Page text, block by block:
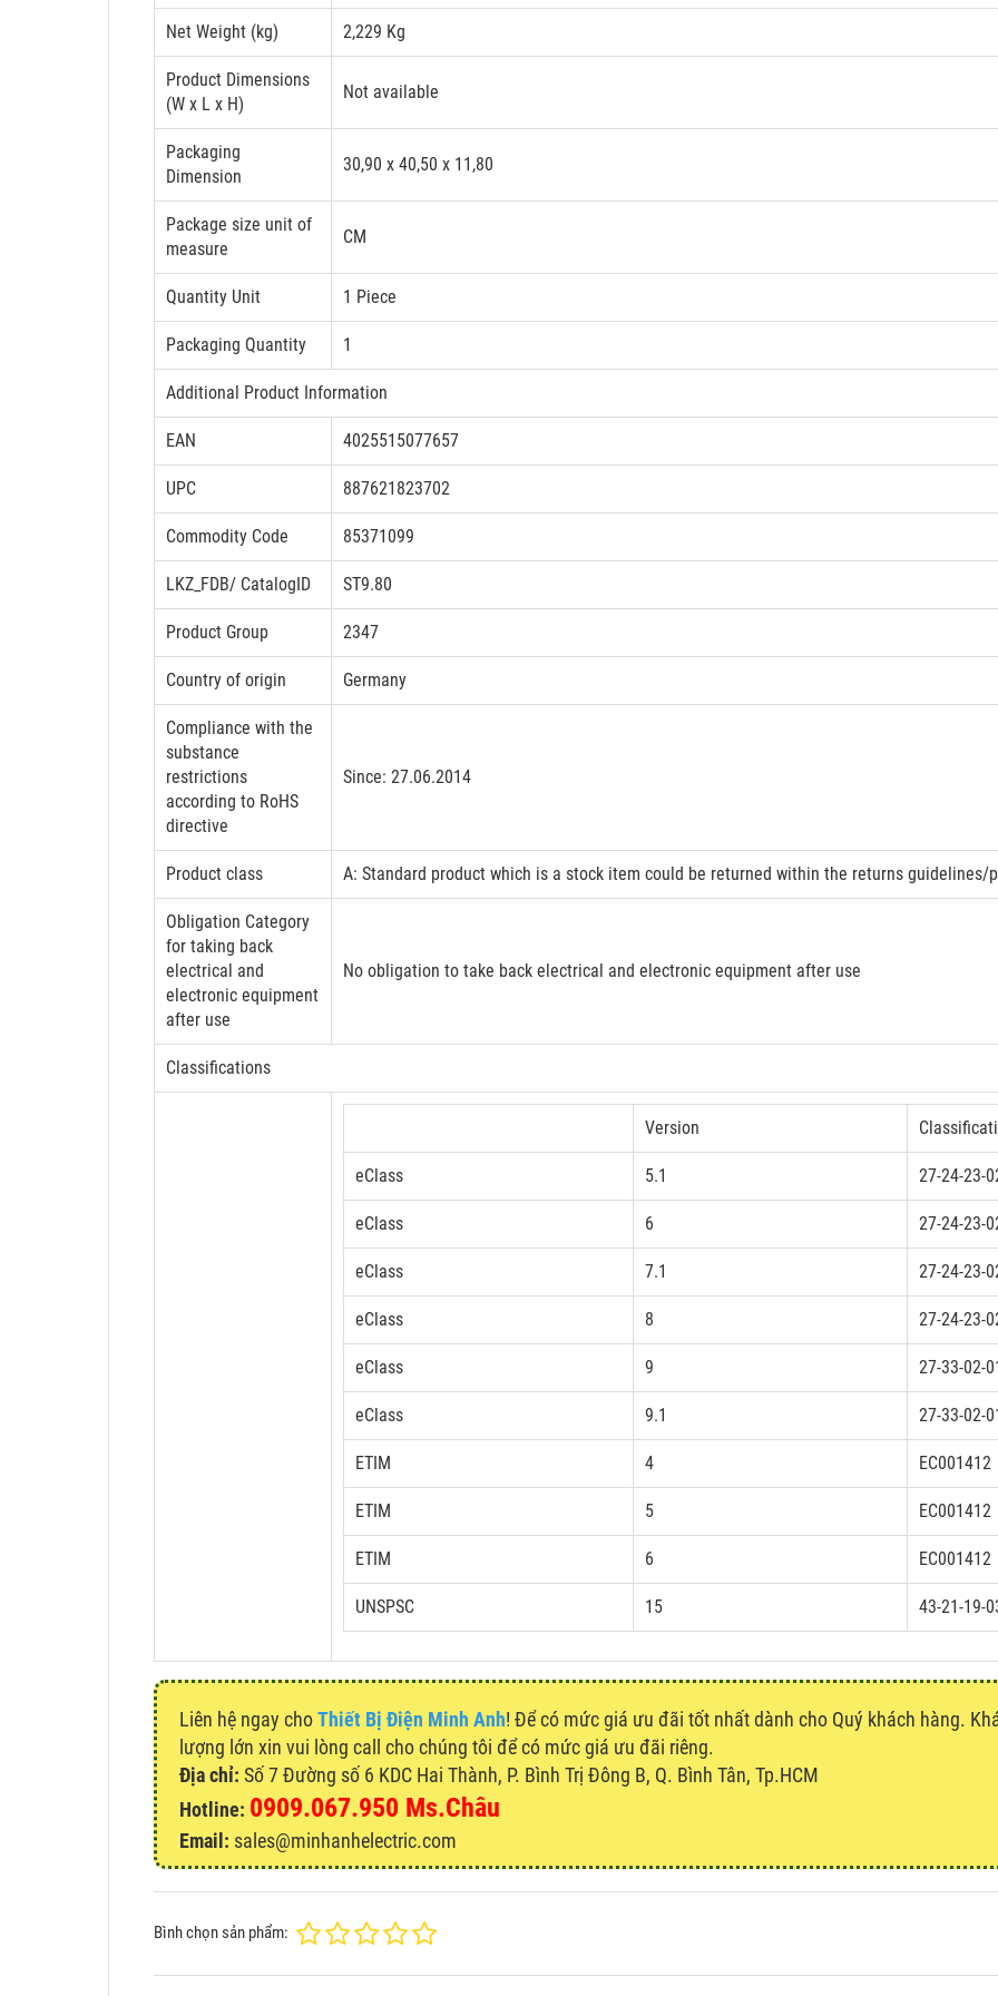
Net Weight (kg) 2,229 Kg
Product Dimensions
(W x L x H)
Not available
Packaging
Dimension
30,90 x 40,50 x 11,80
Package size unit of
measure
CM
Quantity Unit 1 Piece
Packaging Quantity 1
Additional Product Information
EAN 4025515077657
UPC 887621823702
Commodity Code 85371099
LKZ_FDB/ CatalogID ST9.80
Product Group 2347
Country of origin Germany
Compliance with the
substance
restrictions
according to RoHS
directive
Since: 27.06.2014
Product class A: Standard product which is a stock item could be returned within the returns guidelines/
Obligation Category
for taking back
electrical and
electronic equipment
after use
No obligation to take back electrical and electronic equipment after use
Classifications
Version
eClass 5.1 27-24-23-
eClass 6 27-24-23-
eClass 7.1 27-24-23-
eClass 8 27-24-23-
eClass 9 27-33-02-
eClass 9.1 27-33-02-
ETIM 4 EC001412
ETIM 5 EC001412
ETIM 6 EC001412
UNSPSC 15 43-21-19-
Liên hệ ngay choThiết Bị Điện Minh Anh! Để có mức giá ưu đãi tốt nhất dành cho Quý khách hàng.
lượng lớn xin vui lòng call cho chúng tôi để có mức giá ưu đãi riêng.
Địa chỉ: Số 7 Đường số 6 KDC Hai Thành, P. Bình Trị Đông B, Q. Bình Tân, Tp.HCM
Hotline: 0909.067.950 Ms.Châu
Email: sales@minhanhelectric.com
Bình chọn sản phẩm: